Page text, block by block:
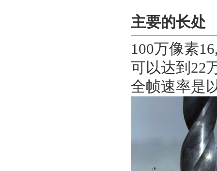
主要的长处
100万像素
可以达到22
全帧速率是